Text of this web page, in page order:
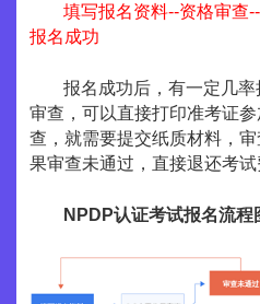
填写报名资料--资格审查
报名成功
报名成功后，有一定几
审查，可以直接打印准考证
查，就需要提交纸质材料，
果审查未通过，直接退还考试
NPDP认证考试报名流程